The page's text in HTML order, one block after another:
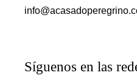
Síguenos en las